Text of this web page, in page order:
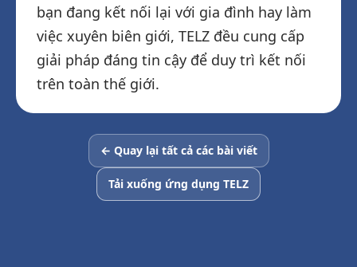
bạn đang kết nối lại với gia đình hay làm
việc xuyên biên giới, TELZ đều cung cấp
giải pháp đáng tin cậy để duy trì kết nối
trên toàn thế giới.
← Quay lại tất cả các bài viết
Tải xuống ứng dụng TELZ